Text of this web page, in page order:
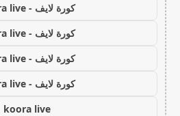
كورة لايف - koora live
كورة لايف - koora live
كورة لايف - koora live
كورة لايف - koora live
koora live